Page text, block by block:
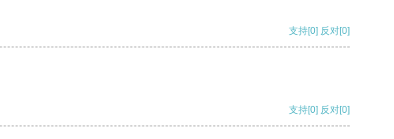
支持[0] 反对[0]
支持[0] 反对[0]